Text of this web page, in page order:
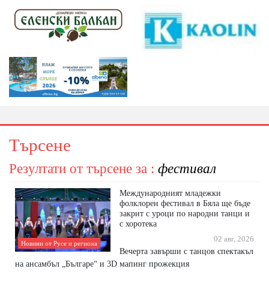
Търсене
Резултати от търсене за : фестивал
Новини от Русе и региона
Международният младежки
фолклорен фестивал в Бяла ще бъде
закрит с уроци по народни танци и
с хоротека
02 авг, 2026
Вечерта завърши с танцов спектакъл
на ансамбъл „Българе“ и 3D мапинг прожекция